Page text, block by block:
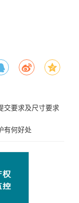
交要求及尺寸要求
有何好处